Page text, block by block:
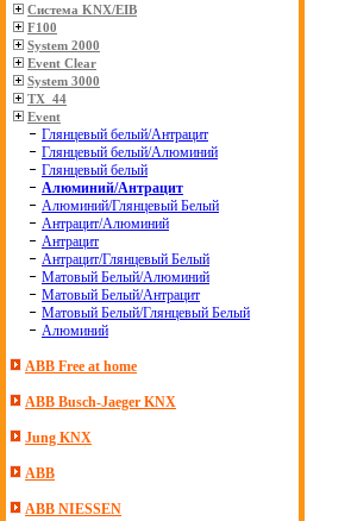
Система KNX/EIB
F100
System 2000
Event Clear
System 3000
TX_44
Event
Глянцевый белый/Антрацит
Глянцевый белый/Алюминий
Глянцевый белый
Алюминий/Антрацит
Алюминий/Глянцевый Белый
Антрацит/Алюминий
Антрацит
Антрацит/Глянцевый Белый
Матовый Белый/Алюминий
Матовый Белый/Антрацит
Матовый Белый/Глянцевый Белый
Алюминий
ABB Free at home
ABB Busch-Jaeger KNX
Jung KNX
ABB
ABB NIESSEN